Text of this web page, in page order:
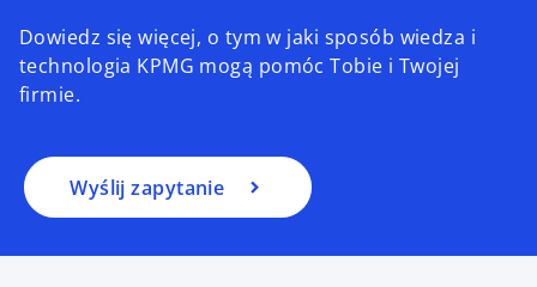
Dowiedz się więcej, o tym w jaki sposób wiedza i
technologia KPMG mogą pomóc Tobie i Twojej
firmie.
Wyślij zapytanie